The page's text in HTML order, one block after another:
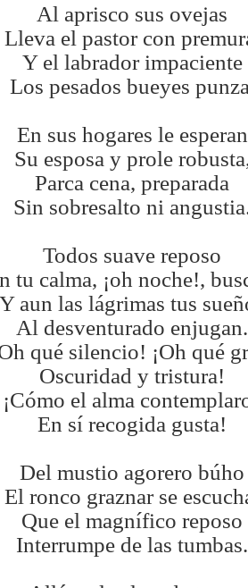
Al aprisco sus ovejas
Lleva el pastor con
Y el labrador impaciente
Los pesados bueyes
En sus hogares le esperan
Su esposa y prole
Parca cena, preparada
Sin sobresalto ni
Todos suave reposo
tu calma, ¡oh noche!,
Y aun las lágrimas tus
Al desventurado enjugan.
qué silencio! ¡Oh qué
Oscuridad y tristura!
¡Cómo el alma
En sí recogida gusta!
Del mustio agorero búho
El ronco graznar se
Que el magnífico reposo
Interrumpe de las tumbas.